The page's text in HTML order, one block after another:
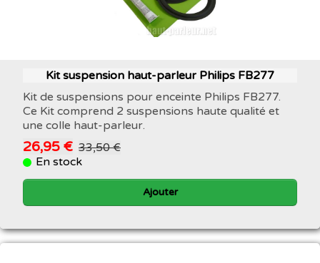
Kit suspension haut-parleur Philips FB277
Kit de suspensions pour enceinte Philips FB277.
Ce Kit comprend 2 suspensions haute qualité et
une colle haut-parleur.
26,95 € 33,50 €
En stock
Ajouter